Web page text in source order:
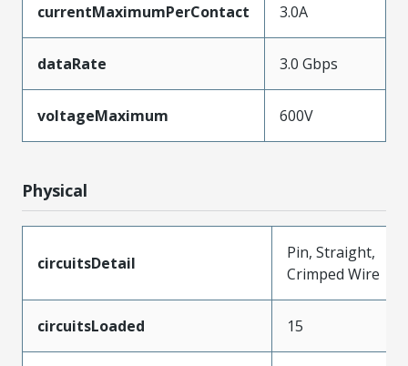
currentMaximumPerContact 3.0A
dataRate 3.0 Gbps
voltageMaximum 600V
Physical
circuitsDetail
Pin, Straight,
Crimped Wire
circuitsLoaded 15